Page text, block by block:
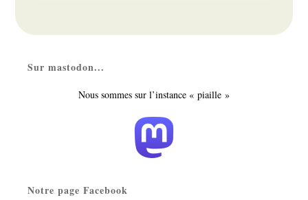
Sur mastodon...
Nous sommes sur l’instance « piaille »
Notre page Facebook